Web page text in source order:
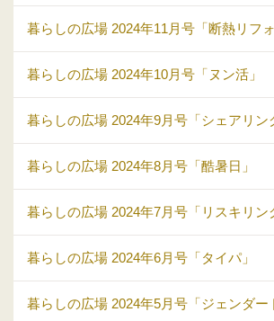
暮らしの広場 2024年11月号「断熱リフォ
暮らしの広場 2024年10月号「ヌン活」
暮らしの広場 2024年9月号「シェアリン
暮らしの広場 2024年8月号「酷暑日」
暮らしの広場 2024年7月号「リスキリン
暮らしの広場 2024年6月号「タイパ」
暮らしの広場 2024年5月号「ジェンダー